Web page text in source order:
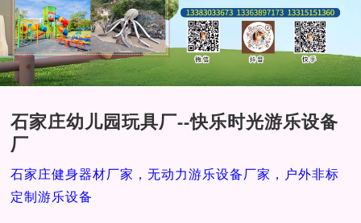
石家庄幼儿园玩具厂--快乐时光游乐设备
厂
石家庄健身器材厂家，无动力游乐设备厂家，户外非标
定制游乐设备